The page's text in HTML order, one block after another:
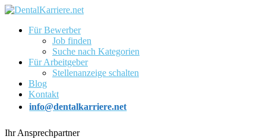
Für Bewerber
Job finden
Suche nach Kategorien
Für Arbeitgeber
Stellenanzeige schalten
Blog
Kontakt
info@dentalkarriere.net
Ihr Ansprechpartner